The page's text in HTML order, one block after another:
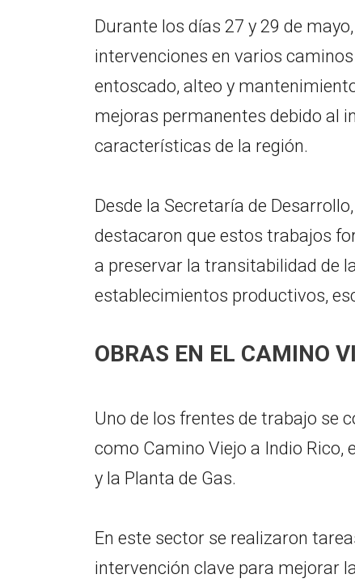
Durante los días 27 y 29 de
intervenciones en varios
entoscado, alteo y
mejoras permanentes debido al
características de la región.
Desde la Secretaría de
destacaron que estos trabajos
a preservar la transitabilidad de
establecimientos productivos,
OBRAS EN EL CAMINO
Uno de los frentes de trabajo se
como Camino Viejo a Indio
y la Planta de Gas.
En este sector se realizaron
intervención clave para mejorar